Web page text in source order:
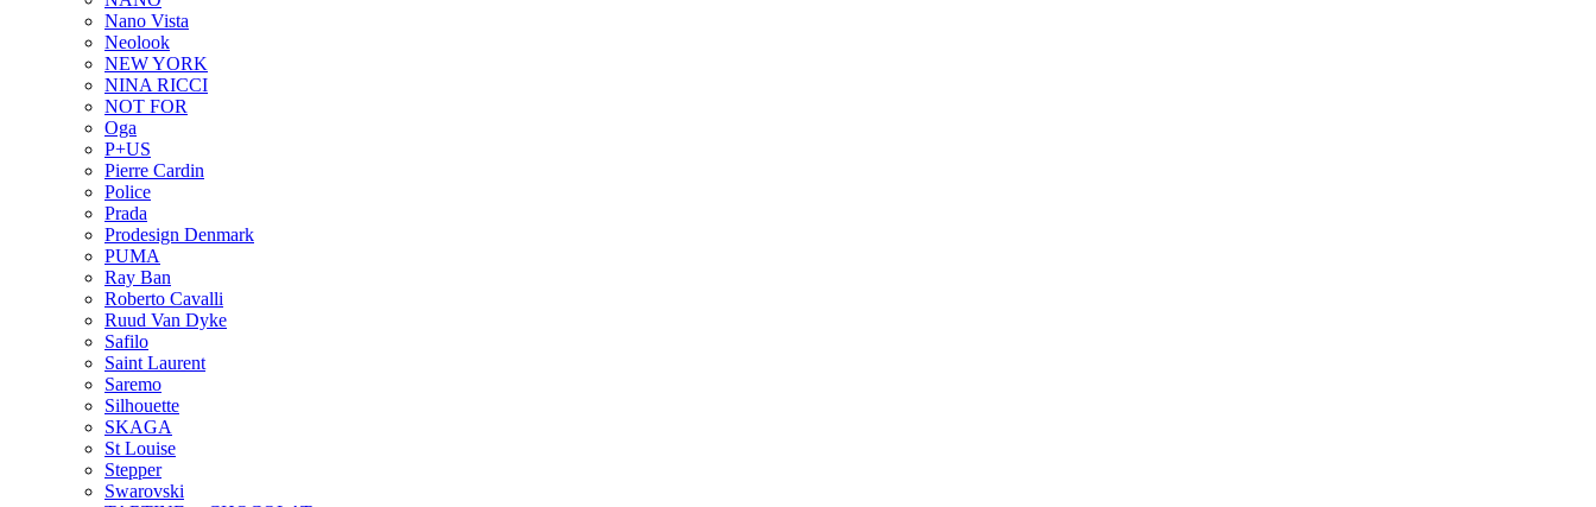
Nano Vista
Neolook
NEW YORK
NINA RICCI
NOT FOR
Oga
P+US
Pierre Cardin
Police
Prada
Prodesign Denmark
PUMA
Ray Ban
Roberto Cavalli
Ruud Van Dyke
Safilo
Saint Laurent
Saremo
Silhouette
SKAGA
St Louise
Stepper
Swarovski